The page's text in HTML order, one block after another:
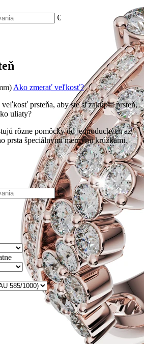
€
Ako zmerať veľkosť?
prsteňa, aby ste si zakúpili prsteň,
uliaty?
rôzne pomôcky od jednoduchých až
prsta špeciálnymi mernými krúžkami.
€
Písané €